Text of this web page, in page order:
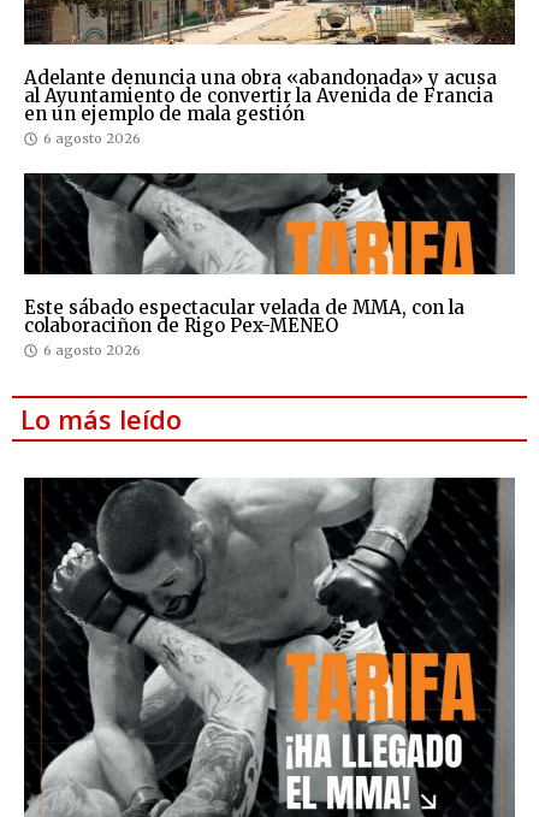
Adelante denuncia una obra «abandonada» y acusa
al Ayuntamiento de convertir la Avenida de Francia
en un ejemplo de mala gestión
6 agosto 2026
Este sábado espectacular velada de MMA, con la
colaboraciñon de Rigo Pex-MENEO
6 agosto 2026
Lo más leído